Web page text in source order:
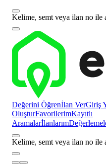
Kelime, semt veya ilan no ile
Değerini Öğrenİlan VerGiriş
OluşturFavorilerimKayıtlı
Aramalarİlanlarım
Kelime, semt veya ilan no ile